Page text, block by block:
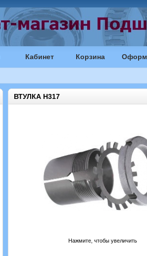
Кабинет Корзина
ВТУЛКА H317
Нажмите, чтобы увеличить